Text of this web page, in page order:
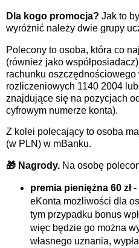
Dla kogo promocja? Jak to
wyróżnić należy dwie grupy
Polecony to osoba, która co
(również jako
rachunku
rozliczeniowych 1140 2004
znajdujące się na pozycjach
cyfrowym numerze konta).
Z kolei polecający to osoba
(w PLN) w mBanku.
🎁 Nagrody. Na osobę
premia pieniężna 60 zł-
eKonta możliwości dla
tym przypadku bonus
więc będzie go można
własnego uznania,